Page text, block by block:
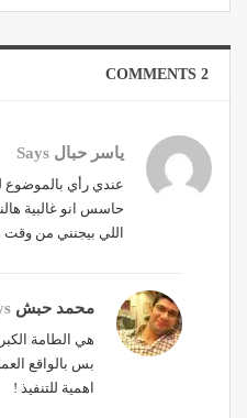
2 COMMENTS
ياسر حبال Says
عندي رأي
حاسس انو غالبية
اللي بيجنني من وقت
محمد حبش
هي الطامة
بس بالواقع
اهمية للتنفيذ !